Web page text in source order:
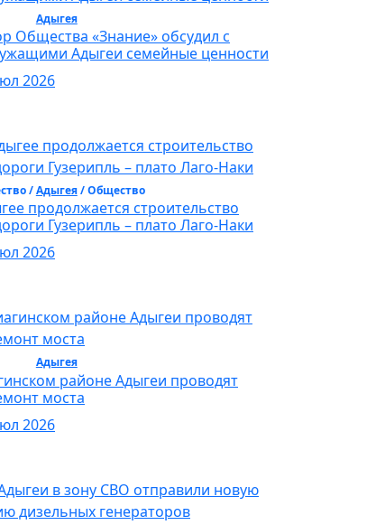
Адыгея/ Общество
Общества «Знание» обсудил с
Адыгеи семейные ценности
2026
/Адыгея/ Общество
продолжается строительство
Гузерипль – плато Лаго-Наки
2026
Адыгея/ Общество
районе Адыгеи проводят
моста
2026